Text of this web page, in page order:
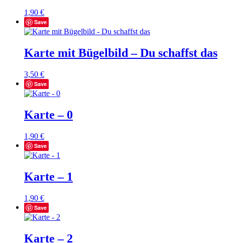
1,90 €
Save
Karte mit Bügelbild – Du schaffst das
3,50 €
Save
Karte – 0
1,90 €
Save
Karte – 1
1,90 €
Save
Karte – 2